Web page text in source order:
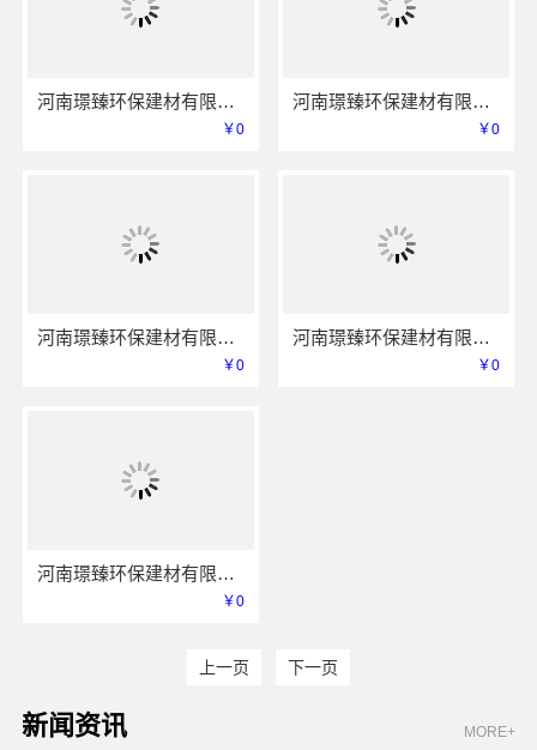
河南璟臻环保建材有限公司展现全铝整装技术实力与成果
￥0
河南璟臻环保建材有限公司创新技术打造零甲醛全铝家居体验
￥0
河南璟臻环保建材有限公司 提供一站式全铝整装服务
￥0
河南璟臻环保建材有限公司 匠心工艺铸就环保建材行业标杆
￥0
河南璟臻环保建材有限公司 引领全铝家居新潮流
￥0
上一页 下一页
新闻资讯 MORE+